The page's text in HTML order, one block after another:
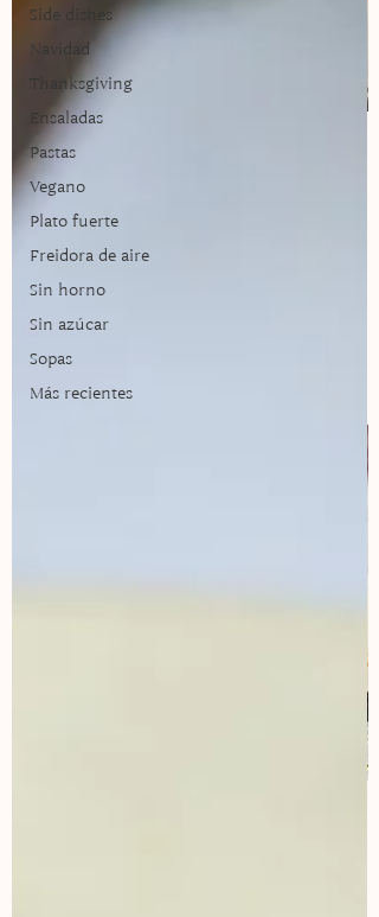
Recetarios
¡La versión saludable de las recetas!
Disfruta de los recetarios de
temporada.
Side dishes
Navidad
Thanksgiving
Ensaladas
Pastas
Vegano
Plato fuerte
Freidora de aire
Sin horno
Sin azúcar
Sopas
Más recientes